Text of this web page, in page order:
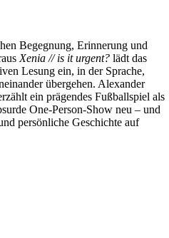
Begegnung, Erinnerung und
Xenia // is it urgent? lädt das
Lesung ein, in der Sprache,
übergehen. Alexander
ein prägendes Fußballspiel als
One-Person-Show neu – und
persönliche Geschichte auf